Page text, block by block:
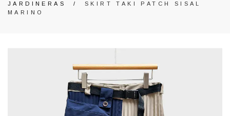
JARDINERAS
/SKIRT TAKI PATCH SISAL
MARINO